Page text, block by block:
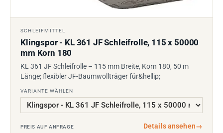
SCHLEIFMITTEL
Klingspor - KL 361 JF Schleifrolle, 115 x 50000
mm Korn 180
KL 361 JF Schleifrolle – 115 mm Breite, Korn 180, 50 m
Länge; flexibler JF-Baumwollträger für&hellip;
VARIANTE WÄHLEN
PREIS AUF ANFRAGE Details ansehen→